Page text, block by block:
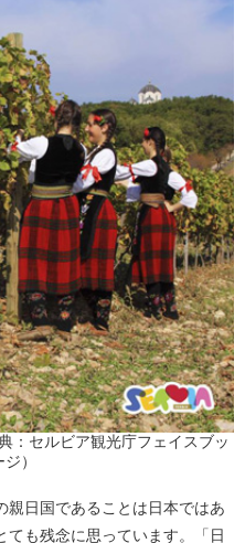
：セルビア観光庁フェイスブッ
）
日国であることは日本ではあ
ても残念に思っています。「日